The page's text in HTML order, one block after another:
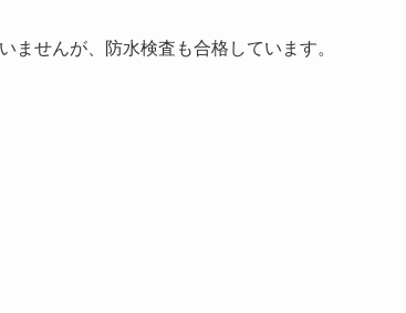
ませんが、防水検査も合格しています。